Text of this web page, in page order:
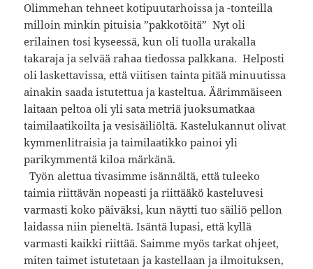
Olimmehan tehneet kotipuutarhoissa ja -tonteilla
milloin minkin pituisia ”pakkotöitä” Nyt oli
erilainen tosi kyseessä, kun oli tuolla urakalla
takaraja ja selvää rahaa tiedossa palkkana. Helposti
oli laskettavissa, että viitisen tainta pitää minuutissa
ainakin saada istutettua ja kasteltua. Äärimmäiseen
laitaan peltoa oli yli sata metriä juoksumatkaa
taimilaatikoilta ja vesisäiliöltä. Kastelukannut olivat
kymmenlitraisia ja taimilaatikko painoi yli
parikymmentä kiloa märkänä.
Työn alettua tivasimme isännältä, että tuleeko
taimia riittävän nopeasti ja riittääkö kasteluvesi
varmasti koko päiväksi, kun näytti tuo säiliö pellon
laidassa niin pieneltä. Isäntä lupasi, että kyllä
varmasti kaikki riittää. Saimme myös tarkat ohjeet,
miten taimet istutetaan ja kastellaan ja ilmoituksen,